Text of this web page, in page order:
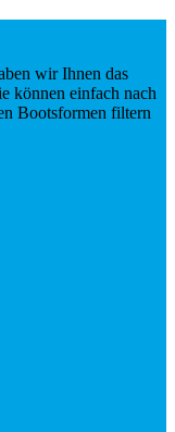
wir Ihnen das
können einfach nach
Bootsformen filtern